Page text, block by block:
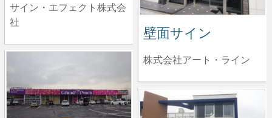
サイン・エフェクト株式会
社
壁面サイン
株式会社アート・ライン